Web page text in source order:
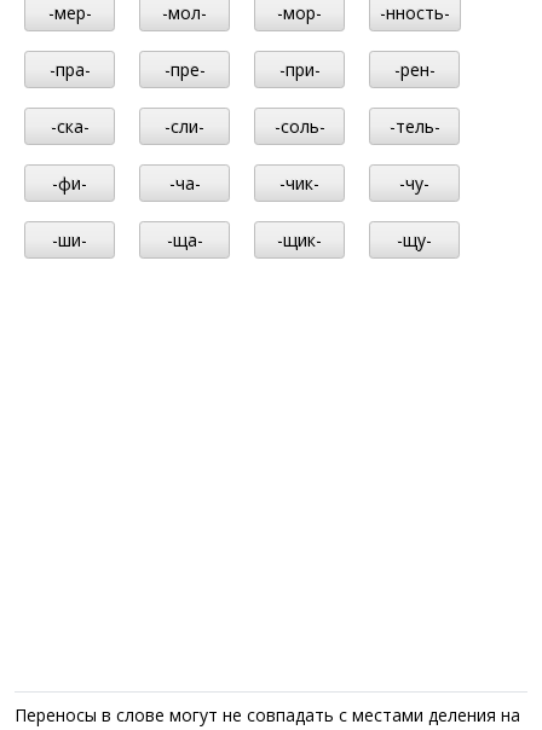
-мер- -мол- -мор- -нность-
-пра- -пре- -при- -рен-
-ска- -сли- -соль- -тель-
-фи- -ча- -чик- -чу-
-ши- -ща- -щик- -щу-
Переносы в слове могут не совпадать с местами деления на